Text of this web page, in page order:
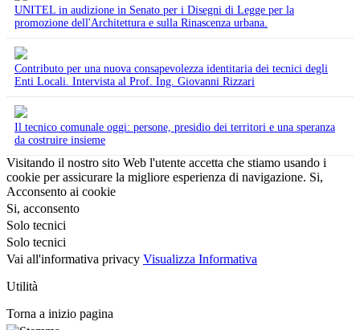
UNITEL in audizione in Senato per i Disegni di Legge per la
promozione dell'Architettura e sulla Rinascenza urbana.
Contributo per una nuova consapevolezza identitaria dei tecnici degli
Enti Locali. Intervista al Prof. Ing. Giovanni Rizzari
Il tecnico comunale oggi: persone, presidio dei territori e una speranza
da costruire insieme
Visitando il nostro sito Web l'utente accetta che stiamo usando i
cookie per assicurare la migliore esperienza di navigazione. Si,
Acconsento ai cookie
Si, acconsento
Solo tecnici
Solo tecnici
Vai all'informativa privacy Visualizza Informativa
Utilità
Torna a inizio pagina